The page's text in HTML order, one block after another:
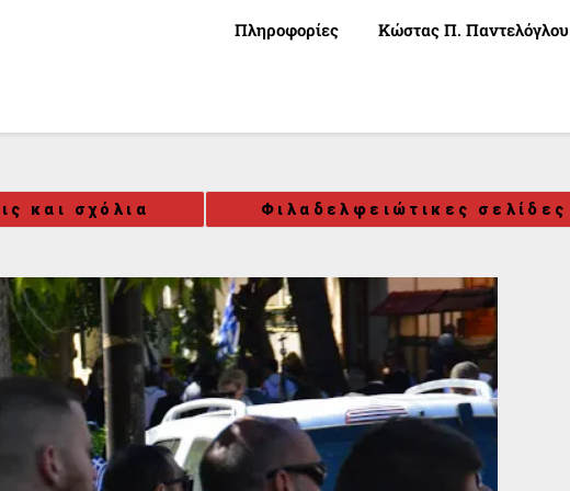
Πληροφορίες Κώστας Π. Παντελόγλου
και σχόλια Φιλαδελφειώτικες σελίδες